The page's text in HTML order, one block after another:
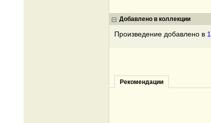
Добавлено в коллекции
Произведение добавлено в 1
Рекомендации